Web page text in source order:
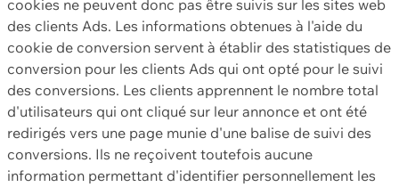
cookies ne peuvent donc pas être suivis sur les sites web
des clients Ads. Les informations obtenues à l'aide du
cookie de conversion servent à établir des statistiques de
conversion pour les clients Ads qui ont opté pour le suivi
des conversions. Les clients apprennent le nombre total
d'utilisateurs qui ont cliqué sur leur annonce et ont été
redirigés vers une page munie d'une balise de suivi des
conversions. Ils ne reçoivent toutefois aucune
information permettant d'identifier personnellement les